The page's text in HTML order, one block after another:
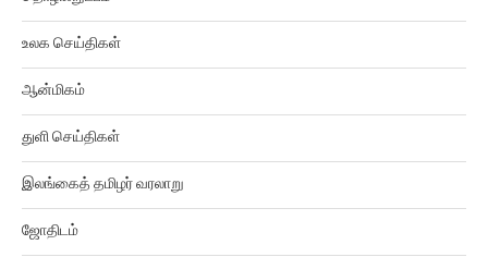
உலக செய்திகள்
ஆன்மிகம்
துளி செய்திகள்
இலங்கைத் தமிழர் வரலாறு
ஜோதிடம்